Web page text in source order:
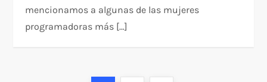
mencionamos a algunas de las mujeres
programadoras más […]